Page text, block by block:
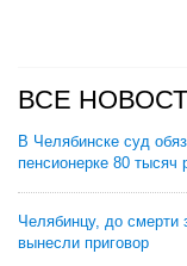
ВСЕ
В Челябинске суд
пенсионерке 80 тысяч
Челябинцу, до смерти
вынесли приговор